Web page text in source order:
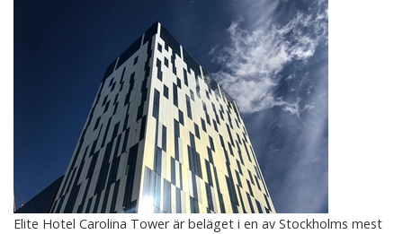
Elite Hotel Carolina Tower är beläget i en av Stockholms mest